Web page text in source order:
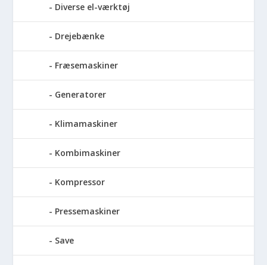
Diverse el-værktøj
Drejebænke
Fræsemaskiner
Generatorer
Klimamaskiner
Kombimaskiner
Kompressor
Pressemaskiner
Save